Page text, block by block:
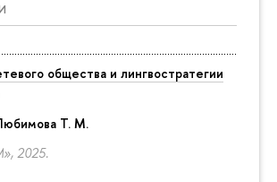
общества и лингвостратегии
Т. М.
2025.